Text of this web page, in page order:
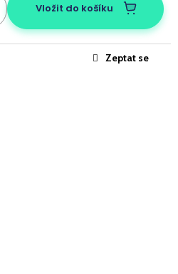
Vložit do košíku
Zeptat se